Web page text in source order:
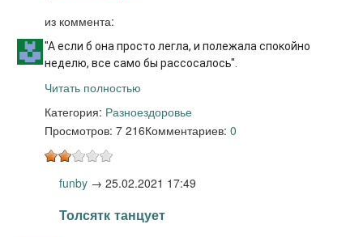
из коммента:
"А если б она просто легла, и полежала спокойно
неделю, все само бы рассосалось".
Читать полностью
Категория: Разноездоровье
Просмотров: 7 216Комментариев: 0
funby → 25.02.2021 17:49
Толсятк танцует